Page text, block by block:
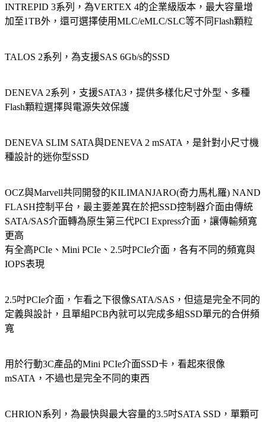
INTREPID 3系列，為VERTEX 4的企業級版本，最大容量增
加至1TB外，還可選擇使用MLC/eMLC/SLC等不同Flash顆粒
TALOS 2系列，為支援SAS 6Gb/s的SSD
DENEVA 2系列，支援SATA3，提供多樣化尺寸外型、多種
Flash顆粒選擇與電源失效保護
DENEVA SLIM SATA與DENEVA 2 mSATA，是針對小尺寸機
種設計的迷你型SSD
OCZ與Marvell共同開發的KILIMANJARO(奇力馬札羅) NAND
FLASH控制平台，最主要差異在於把SSD控制器介面由傳統
SATA/SAS介面轉為原生第三代PCI Express介面，讓傳輸頻寬
更高
有全高PCIe、Mini PCIe、2.5吋PCIe介面，各有不同的頻寬與
IOPS表現
2.5吋PCIe介面，乍看之下很像SATA/SAS，但這是完全不同的
定義與設計，且單組PCB內就可以完成多組SSD單元的合併頻
寬
用於行動3C產品的Mini PCIe介面SSD卡，看起來很像
mSATA，不過也是完全不同的東西
CHRION系列，為最快與最大容量的3.5吋SATA SSD，單顆可